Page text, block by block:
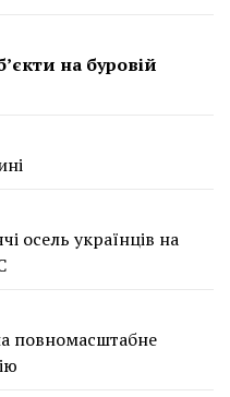
на буровій
осель українців на
повномасштабне